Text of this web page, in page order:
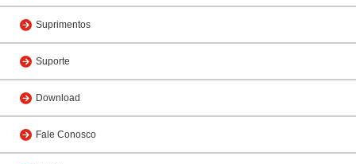
Suprimentos
Suporte
Download
Fale Conosco